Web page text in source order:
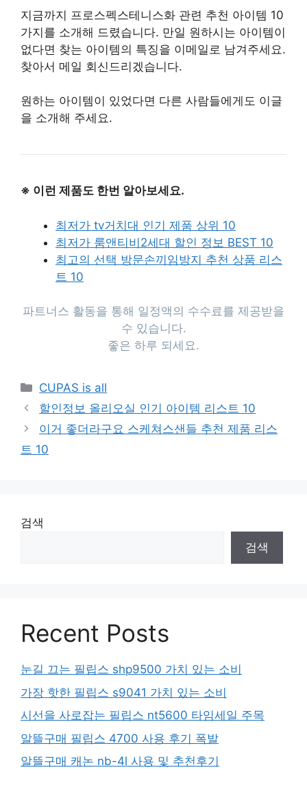
지금까지 프로스펙스테니스화 관련 추천 아이템 10
가지를 소개해 드렸습니다. 만일 원하시는 아이템이
없다면 찾는 아이템의 특징을 이메일로 남겨주세요.
찾아서 메일 회신드리겠습니다.
원하는 아이템이 있었다면 다른 사람들에게도 이글
을 소개해 주세요.
※ 이런 제품도 한번 알아보세요.
최저가 tv거치대 인기 제품 상위 10
최저가 룸앤티비2세대 할인 정보 BEST 10
최고의 선택 방문손끼임방지 추천 상품 리스
트 10
파트너스 활동을 통해 일정액의 수수료를 제공받을
수 있습니다.
좋은 하루 되세요.
Categories
CUPAS is all
할인정보 올리오실 인기 아이템 리스트 10
이거 좋더라구요 스케쳐스샌들 추천 제품 리스
트 10
검색
검색
Recent Posts
눈길 끄는 필립스 shp9500 가치 있는 소비
가장 핫한 필립스 s9041 가치 있는 소비
시선을 사로잡는 필립스 nt5600 타임세일 주목
알뜰구매 필립스 4700 사용 후기 폭발
알뜰구매 캐논 nb-4l 사용 및 추천후기